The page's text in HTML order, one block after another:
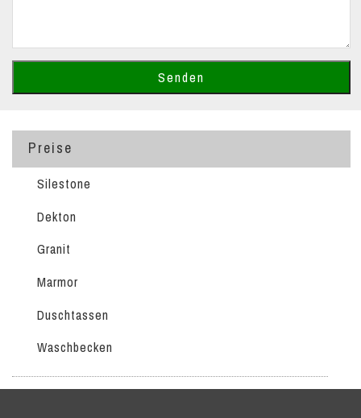
Preise
Silestone
Dekton
Granit
Marmor
Duschtassen
Waschbecken